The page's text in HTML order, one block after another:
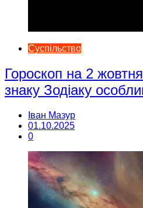
Суспільство
Гороскоп на 2
знаку Зодіаку
Іван Мазур
01.10.2025
0